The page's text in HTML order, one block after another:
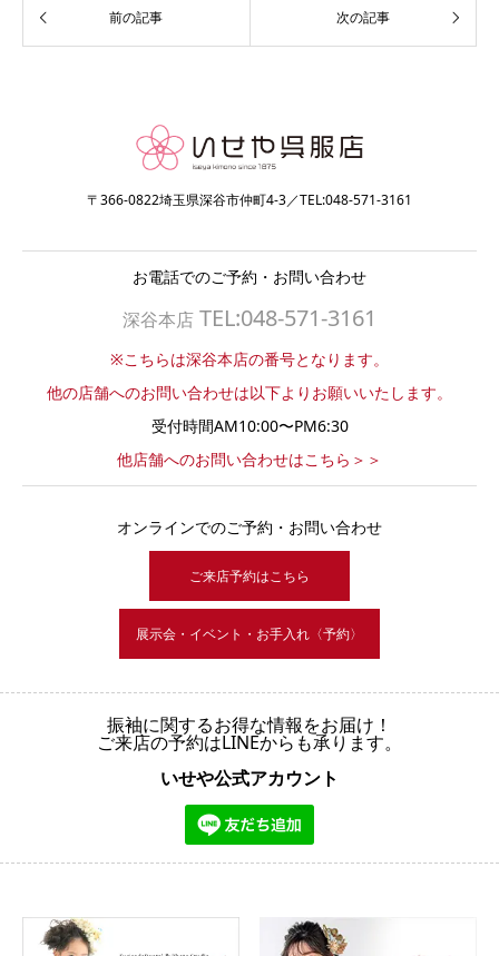
〒366-0822埼玉県深谷市仲町4-3／TEL:048-571-3161
お電話でのご予約・お問い合わせ
深谷本店 TEL:048-571-3161
※こちらは深谷本店の番号となります。
他の店舗へのお問い合わせは以下よりお願いいたします。
受付時間AM10:00〜PM6:30
他店舗へのお問い合わせはこちら＞＞
オンラインでのご予約・お問い合わせ
ご来店予約はこちら
展示会・イベント・お手入れ〈予約〉
振袖に関するお得な情報をお届け！
ご来店の予約はLINEからも承ります。
いせや公式アカウント